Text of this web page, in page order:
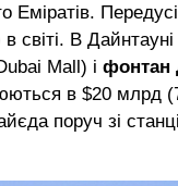
Еміратів.
В
Mall) і фонтан
в $20
поруч зі